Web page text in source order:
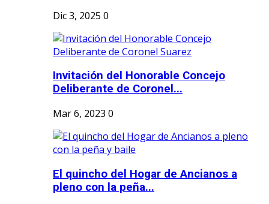
Dic 3, 2025 0
Invitación del Honorable Concejo
Deliberante de Coronel...
Mar 6, 2023 0
El quincho del Hogar de Ancianos a
pleno con la peña...